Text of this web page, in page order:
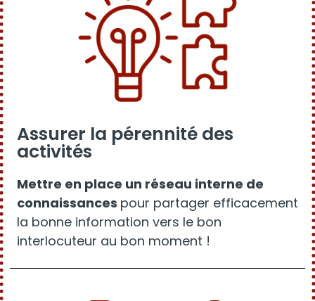
Assurer la pérennité des
activités
Mettre en place un réseau interne de
connaissances pour partager efficacement
la bonne information vers le bon
interlocuteur au bon moment !